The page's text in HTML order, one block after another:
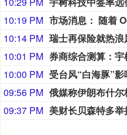
10:19 PM
10:14 PM 瑞士再保险就热
10:01 PM 券商综合测算：
10:00 PM
09:56 PM 俄媒称伊朗布什
09:37 PM